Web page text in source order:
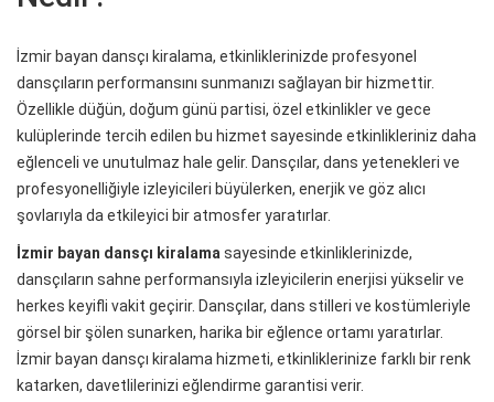
İzmir bayan dansçı kiralama, etkinliklerinizde profesyonel
dansçıların performansını sunmanızı sağlayan bir hizmettir.
Özellikle düğün, doğum günü partisi, özel etkinlikler ve gece
kulüplerinde tercih edilen bu hizmet sayesinde etkinlikleriniz daha
eğlenceli ve unutulmaz hale gelir. Dansçılar, dans yetenekleri ve
profesyonelliğiyle izleyicileri büyülerken, enerjik ve göz alıcı
şovlarıyla da etkileyici bir atmosfer yaratırlar.
İzmir bayan dansçı kiralama sayesinde etkinliklerinizde,
dansçıların sahne performansıyla izleyicilerin enerjisi yükselir ve
herkes keyifli vakit geçirir. Dansçılar, dans stilleri ve kostümleriyle
görsel bir şölen sunarken, harika bir eğlence ortamı yaratırlar.
İzmir bayan dansçı kiralama hizmeti, etkinliklerinize farklı bir renk
katarken, davetlilerinizi eğlendirme garantisi verir.